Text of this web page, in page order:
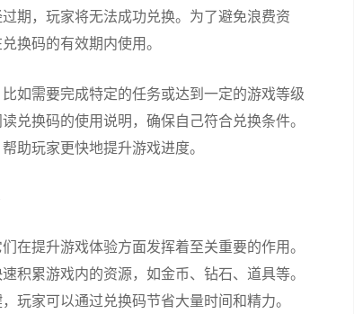
期，玩家将无法成功兑换。为了避免浪费资
换码的有效期内使用。
如需要完成特定的任务或达到一定的游戏等级
兑换码的使用说明，确保自己符合兑换条件。
助玩家更快地提升游戏进度。
在提升游戏体验方面发挥着至关重要的作用。
积累游戏内的资源，如金币、钻石、道具等。
玩家可以通过兑换码节省大量时间和精力。